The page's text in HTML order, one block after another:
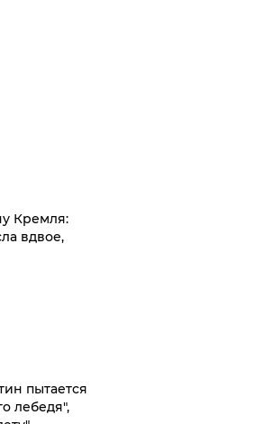
Кремля:
вдвое,
пытается
лебедя",